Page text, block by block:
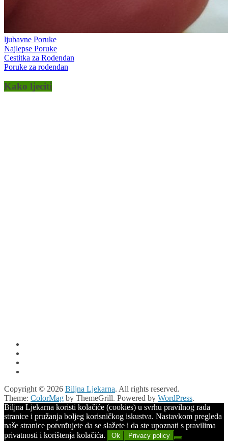
ljubavne Poruke
Najlepse Poruke
Cestitka za Rodendan
Poruke za rodendan
Kako ljeciti
Copyright © 2026 Biljna Ljekarna. All rights reserved.
Theme: ColorMag by ThemeGrill. Powered by WordPress.
Biljna Ljekarna koristi kolačiće (cookies) u svrhu pravilnog rada
stranice i pružanja boljeg korisničkog iskustva. Nastavkom pregleda
naše stranice potvrđujete da se slažete i da ste upoznati s pravilima
privatnosti i korištenja kolačića.
Ok Privacy policy